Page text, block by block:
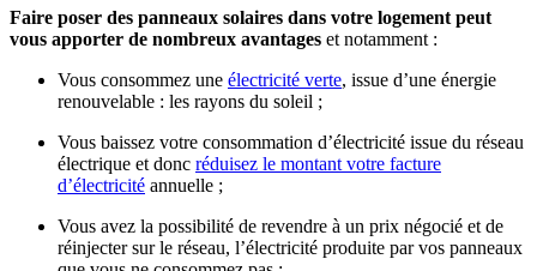
Faire poser des panneaux solaires dans votre logement peut
vous apporter de nombreux avantages et notamment :
Vous consommez une électricité verte, issue d’une énergie
renouvelable : les rayons du soleil ;
Vous baissez votre consommation d’électricité issue du réseau
électrique et donc réduisez le montant votre facture
d’électricité annuelle ;
Vous avez la possibilité de revendre à un prix négocié et de
réinjecter sur le réseau, l’électricité produite par vos panneaux